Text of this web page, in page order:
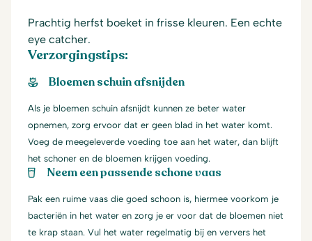
Prachtig herfst boeket in frisse kleuren. Een echte
eye catcher.
Verzorgingstips:
Bloemen schuin afsnijden
Als je bloemen schuin afsnijdt kunnen ze beter water
opnemen, zorg ervoor dat er geen blad in het water komt.
Voeg de meegeleverde voeding toe aan het water, dan blijft
het schoner en de bloemen krijgen voeding.
Neem een passende schone vaas
Pak een ruime vaas die goed schoon is, hiermee voorkom je
bacteriën in het water en zorg je er voor dat de bloemen niet
te krap staan. Vul het water regelmatig bij en ververs het